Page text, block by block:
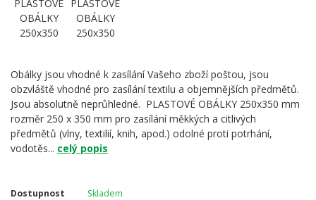
Obálky jsou vhodné k zasílání Vašeho zboží poštou, jsou
obzvláště vhodné pro zasílání textilu a objemnějších předmětů.
Jsou absolutně neprůhledné. PLASTOVÉ OBÁLKY 250x350 mm
rozměr 250 x 350 mm pro zasílání měkkých a citlivých
předmětů (vlny, textilií, knih, apod.) odolné proti potrhání,
vodotěs... celý popis
Dostupnost
Skladem